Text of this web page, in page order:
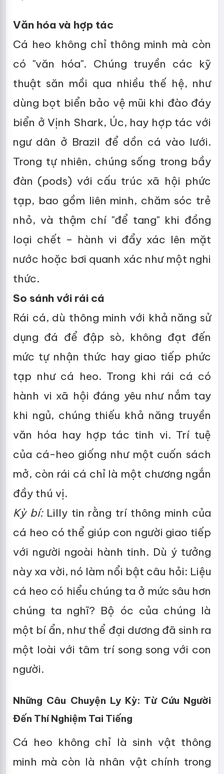
Văn hóa và hợp tác
Cá heo không chỉ thông minh mà còn
có "văn hóa". Chúng truyền các kỹ
thuật săn mồi qua nhiều thế hệ, như
dùng bọt biển bảo vệ mũi khi đào đáy
biển ở Vịnh Shark, Úc, hay hợp tác với
ngư dân ở Brazil để dồn cá vào lưới.
Trong tự nhiên, chúng sống trong bầy
đàn (pods) với cấu trúc xã hội phức
tạp, bao gồm liên minh, chăm sóc trẻ
nhỏ, và thậm chí "để tang" khi đồng
loại chết – hành vi đẩy xác lên mặt
nước hoặc bơi quanh xác như một nghi
thức.
So sánh với rái cá
Rái cá, dù thông minh với khả năng sử
dụng đá để đập sò, không đạt đến
mức tự nhận thức hay giao tiếp phức
tạp như cá heo. Trong khi rái cá có
hành vi xã hội đáng yêu như nắm tay
khi ngủ, chúng thiếu khả năng truyền
văn hóa hay hợp tác tinh vi. Trí tuệ
của cá-heo giống như một cuốn sách
mở, còn rái cá chỉ là một chương ngắn
đầy thú vị.
Kỳ bí:Lilly tin rằng trí thông minh của
cá heo có thể giúp con người giao tiếp
với người ngoài hành tinh. Dù ý tưởng
này xa vời, nó làm nổi bật câu hỏi: Liệu
cá heo có hiểu chúng ta ở mức sâu hơn
chúng ta nghĩ? Bộ óc của chúng là
một bí ẩn, như thể đại dương đã sinh ra
một loài với tâm trí song song với con
người.
Những Câu Chuyện Ly Kỳ: Từ Cứu Người
Đến Thí Nghiệm Tai Tiếng
Cá heo không chỉ là sinh vật thông
minh mà còn là nhân vật chính trong